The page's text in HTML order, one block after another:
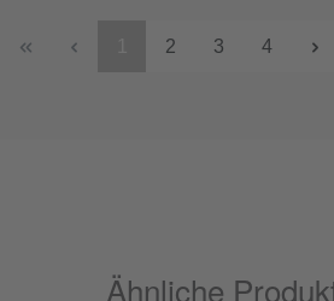
2 3 4
Ähnliche